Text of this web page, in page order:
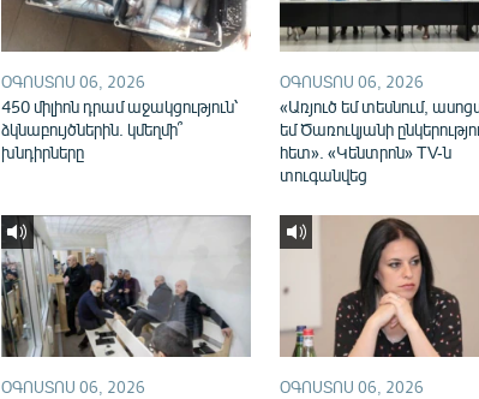
ՕԳՈՍՏՈՍ 06, 2026
450 միլիոն դրամ աջակցություն՝
ձկնաբույծներին. կմեղմի՞
խնդիրները
ՕԳՈՍՏՈՍ 06, 2026
«Առյուծ եմ տեսնում,
եմ Ծառուկյանի
հետ». «Կենտրոն» TV-ն
տուգանվեց
ՕԳՈՍՏՈՍ 06, 2026 ՕԳՈՍՏՈՍ 06, 2026